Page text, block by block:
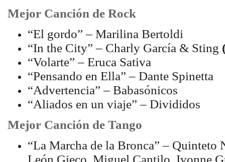
Mejor Canción de Rock
“El gordo” – Marilina Bertoldi
“In the City” – Charly García & Sting
“Volarte” – Eruca Sativa
“Pensando en Ella” – Dante Spinetta
“Advertencia” – Babasónicos
“Aliados en un viaje” – Divididos
Mejor Canción de Tango
“La Marcha de la Bronca” – Quinteto
León Gieco, Miguel Cantilo, Ivonne